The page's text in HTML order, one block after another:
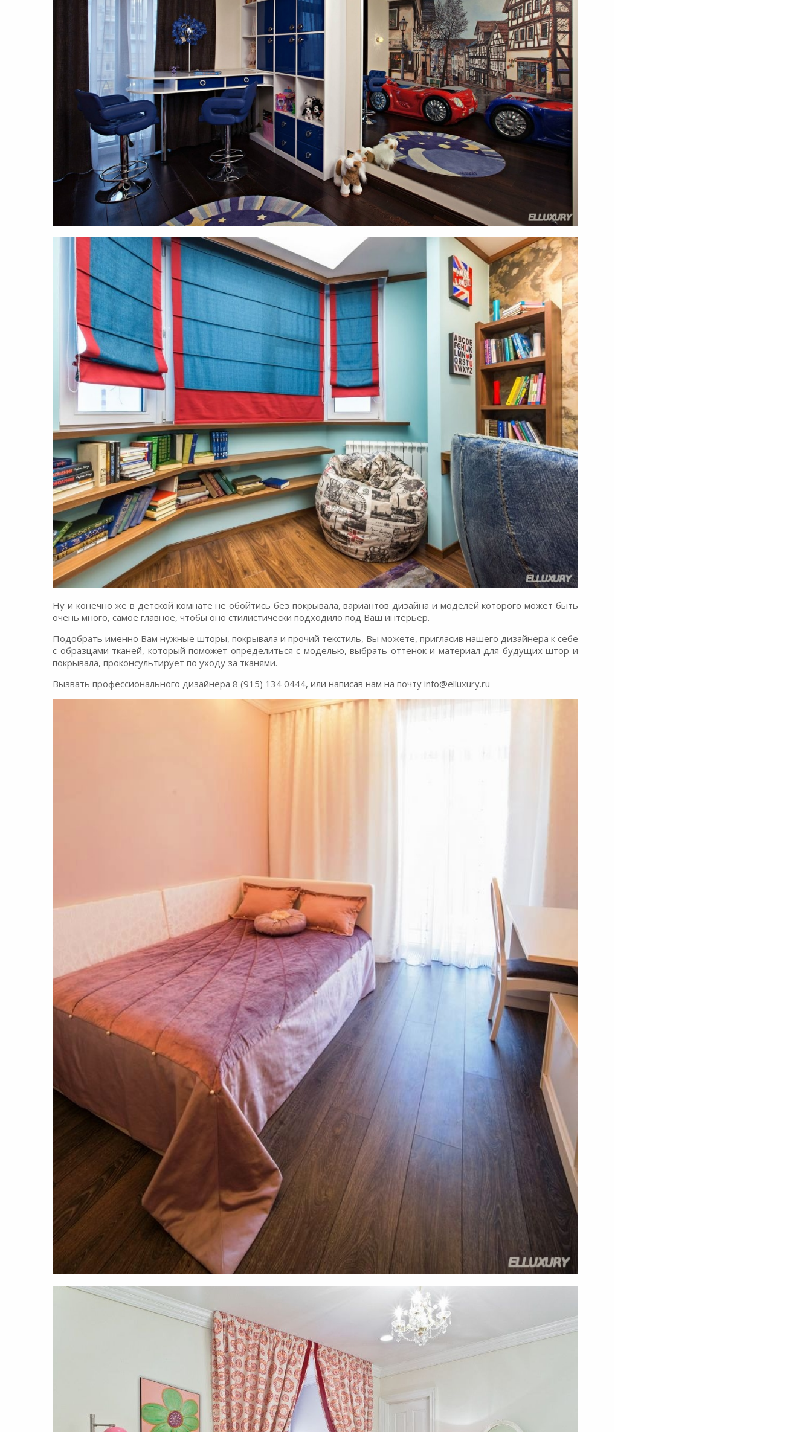
Ну и конечно же в детской комнате не обойтись без покрывала, вариантов дизайна и моделей которого может быть
очень много, самое главное, чтобы оно стилистически подходило под Ваш интерьер.
Подобрать именно Вам нужные шторы, покрывала и прочий текстиль, Вы можете, пригласив нашего дизайнера к себе
с образцами тканей, который поможет определиться с моделью, выбрать оттенок и материал для будущих штор и
покрывала, проконсультирует по уходу за тканями.
Вызвать профессионального дизайнера 8 (915) 134 0444, или написав нам на почту info@elluxury.ru